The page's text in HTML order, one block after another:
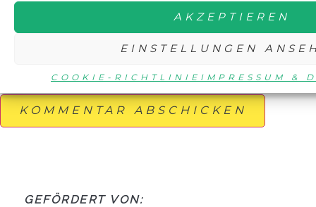
AKZEPTIEREN
EINSTELLUNGEN
COOKIE-RICHTLINIE IMPRESSUM &
meinen nächsten Kommentar speichern.
GEFÖRDERT VON: